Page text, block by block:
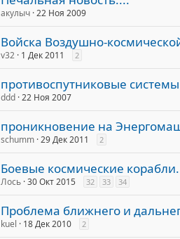
акулыч 22 Ноя 2009
Войска Воздушно-
v32 1 Дек 2011 2
противоспутниковые системы
ddd 22 Ноя 2007
проникновение на
schumm 29 Дек 2011 2
Боевые космические корабли.
Лось 30 Окт 2015 32 33 34
Проблема ближнего и
kuel 18 Дек 2010 2